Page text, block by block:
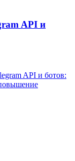
API и
API и ботов: